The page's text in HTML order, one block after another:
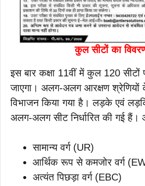
कुल सीटों का
इस बार कक्षा 11वीं में कुल 120 सीटों
जाएगा। अलग-अलग आरक्षण श्रेणियों
विभाजन किया गया है। लड़के एवं
अलग-अलग सीट निर्धारित की गई हैं।
सामान्य वर्ग (UR)
आर्थिक रूप से कमजोर वर्ग
अत्यंत पिछड़ा वर्ग (EBC)